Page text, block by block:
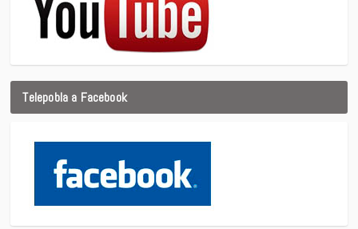
Telepobla a Facebook